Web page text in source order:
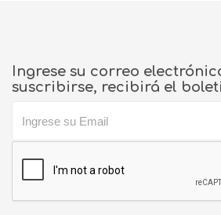
Ingrese su correo
suscribirse, recibirá el